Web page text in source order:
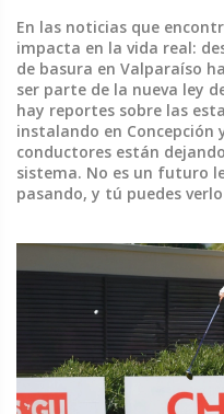
En las noticias que
impacta en la vida real:
de basura en Valparaíso
ser parte de la nueva ley
hay reportes sobre las
instalando en
conductores están
sistema. No es un futuro
pasando, y tú puedes